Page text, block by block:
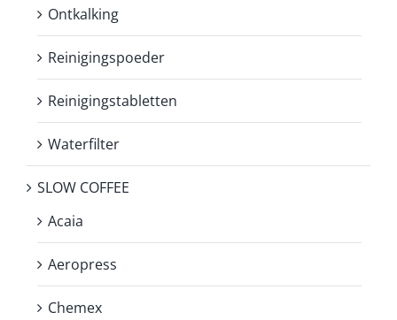
Ontkalking
Reinigingspoeder
Reinigingstabletten
Waterfilter
SLOW COFFEE
Acaia
Aeropress
Chemex